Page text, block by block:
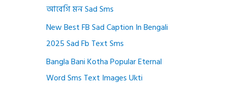
আবেগি মন Sad Sms
New Best FB Sad Caption In Bengali
2025 Sad Fb Text Sms
Bangla Bani Kotha Popular Eternal
Word Sms Text Images Ukti